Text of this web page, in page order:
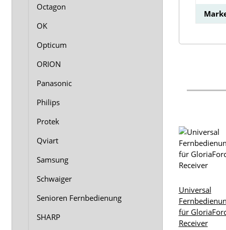
Universal
für
Receiver
Octagon
OK
Opticum
ORION
Panasonic
Philips
Protek
Qviart
Samsung
Schwaiger
Senioren Fernbedienung
SHARP